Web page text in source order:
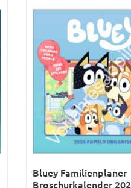
Bluey Familienplaner
Broschurkalender